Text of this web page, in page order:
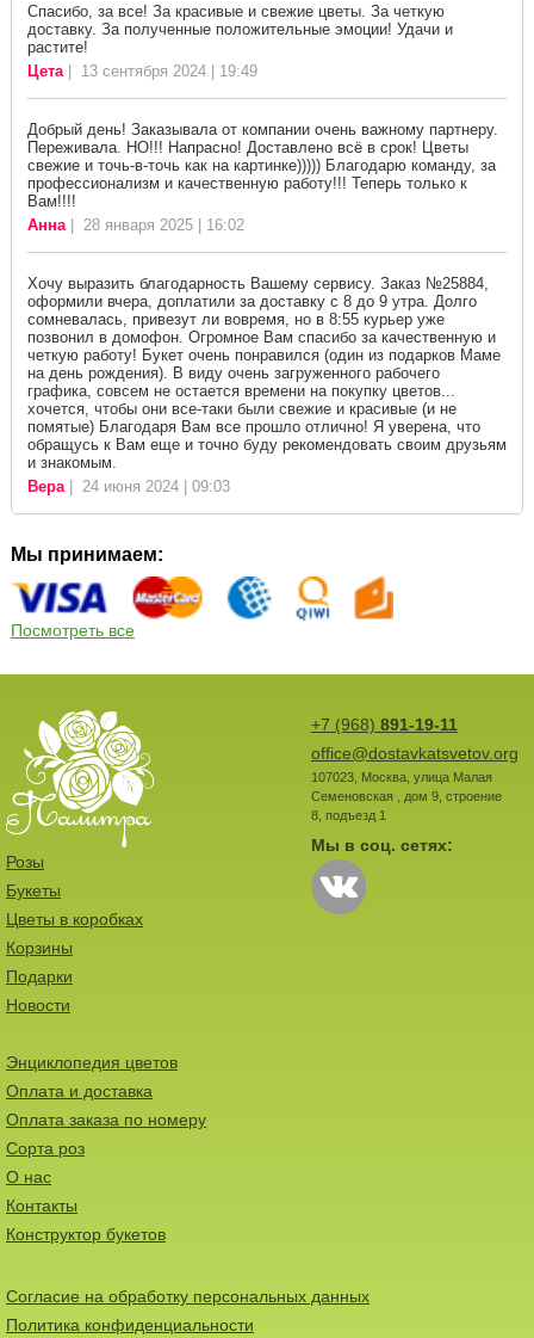
Спасибо, за все! За красивые и свежие цветы. За четкую
доставку. За полученные положительные эмоции! Удачи и
растите!
Цета| 13 сентября 2024 | 19:49
Добрый день! Заказывала от компании очень важному партнеру.
Переживала. НО!!! Напрасно! Доставлено всё в срок! Цветы
свежие и точь-в-точь как на картинке))))) Благодарю команду, за
профессионализм и качественную работу!!! Теперь только к
Вам!!!!
Анна| 28 января 2025 | 16:02
Хочу выразить благодарность Вашему сервису. Заказ №25884,
оформили вчера, доплатили за доставку с 8 до 9 утра. Долго
сомневалась, привезут ли вовремя, но в 8:55 курьер уже
позвонил в домофон. Огромное Вам спасибо за качественную и
четкую работу! Букет очень понравился (один из подарков Маме
на день рождения). В виду очень загруженного рабочего
графика, совсем не остается времени на покупку цветов...
хочется, чтобы они все-таки были свежие и красивые (и не
помятые) Благодаря Вам все прошло отлично! Я уверена, что
обращусь к Вам еще и точно буду рекомендовать своим друзьям
и знакомым.
Вера| 24 июня 2024 | 09:03
Мы принимаем:
Посмотреть все
+7 (968) 891-19-11
office@dostavkatsvetov.org
107023, Москва, улица Малая
Семеновская , дом 9, строение
8, подъезд 1
Мы в соц. сетях:
Розы
Букеты
Цветы в коробках
Корзины
Подарки
Новости
Энциклопедия цветов
Оплата и доставка
Оплата заказа по номеру
Сорта роз
О нас
Контакты
Конструктор букетов
Согласие на обработку персональных данных
Политика конфиденциальности